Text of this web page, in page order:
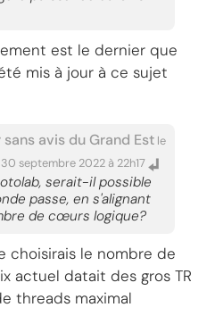
est le dernier que
mis à jour à ce sujet
avis du Grand Est le
septembre 2022 à 22h17
serait-il possible
passe, en s'alignant
de cœurs logique?
choisirais le nombre de
actuel datait des gros TR
threads maximal